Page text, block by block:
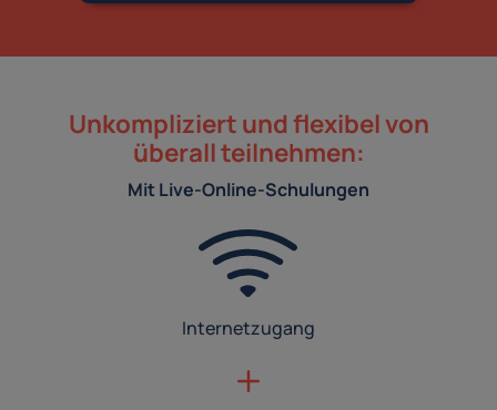
Unkompliziert und flexibel von
überall teilnehmen:
Mit Live-Online-Schulungen
Internetzugang